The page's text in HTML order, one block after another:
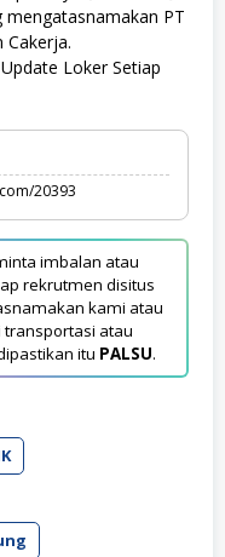
mengatasnamakan PT
Cakerja.
Loker Setiap
20393
imbalan atau
rekrutmen disitus
kami atau
atau
itu PALSU.